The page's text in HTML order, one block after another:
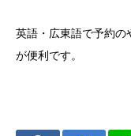
英語・広東語で予約の
が便利です。